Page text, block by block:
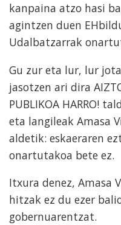
kanpaina atzo hasi
agintzen duen
Udalbatzarrak
Gu zur eta lur, lur
jasotzen ari dira
PUBLIKOA HARRO!
eta langileak Amasa
aldetik: eskaeraren
onartutakoa bete ez.
Itxura denez, Amasa
hitzak ez du ezer
gobernuarentzat.